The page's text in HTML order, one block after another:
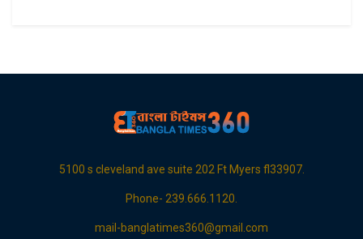
5100 s cleveland ave suite 202 Ft Myers fl33907.
Phone- 239.666.1120.
mail-banglatimes360@gmail.com